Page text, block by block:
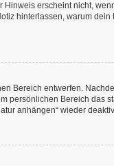
erscheint nicht,
hinterlassen, warum
Bereich entwerfen.
persönlichen Bereich das
anhängen“ wieder